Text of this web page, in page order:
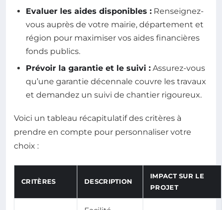
Evaluer les aides disponibles : Renseignez-
vous auprès de votre mairie, département et
région pour maximiser vos aides financières
fonds publics.
Prévoir la garantie et le suivi : Assurez-vous
qu’une garantie décennale couvre les travaux
et demandez un suivi de chantier rigoureux.
Voici un tableau récapitulatif des critères à
prendre en compte pour personnaliser votre
choix :
CRITÈRES DESCRIPTION
IMPACT SUR LE
PROJET